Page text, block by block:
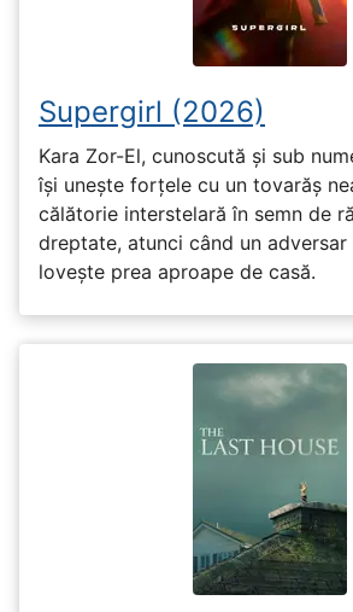
Supergirl (2026)
Kara Zor-El, cunoscută și sub
își unește forțele cu un tovarăș
călătorie interstelară în semn de
dreptate, atunci când un
lovește prea aproape de casă.